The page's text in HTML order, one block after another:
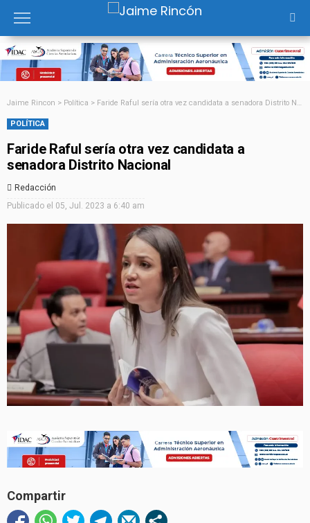
Jaime Rincon > Política > Faride Raful sería otra vez candidata a senadora Distrito Nacional
POLÍTICA
Faride Raful sería otra vez candidata a
senadora Distrito Nacional
Redacción
Publicado el 05, Jul. 2023 a 6:40 am
Compartir